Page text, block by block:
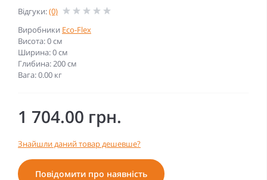
Відгуки:(0)
Виробники Eco-Flex
Висота: 0 см
Ширина: 0 см
Глибина: 200 см
Вага: 0.00 кг
1 704.00 грн.
Знайшли даний товар дешевше?
Повідомити про наявність